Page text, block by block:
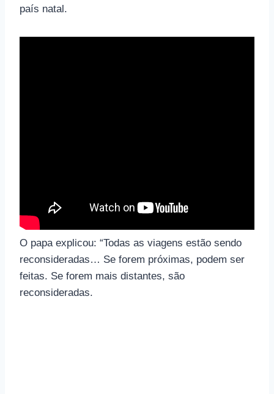
país natal.
O papa explicou: “Todas as viagens estão sendo
reconsideradas… Se forem próximas, podem ser
feitas. Se forem mais distantes, são
reconsideradas.